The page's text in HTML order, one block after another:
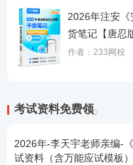
2026年注安《
货笔记【唐忍
作者：233网校
考试资料免费领
2026年-李天宇老师亲编-
试资料（含万能应试模板）